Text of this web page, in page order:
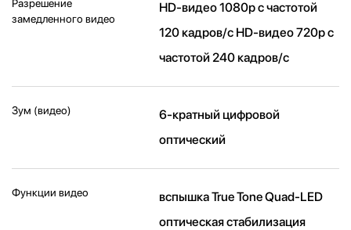
Разрешение
замедленного видео
HD-видео 1080р c частотой
120 кадров/ с HD-видео 720р c
частотой 240 кадров/ с
Зум (видео)
6-кратный цифровой
оптический
Функции видео
вспышка True Tone Quad-LED
оптическая стабилизация